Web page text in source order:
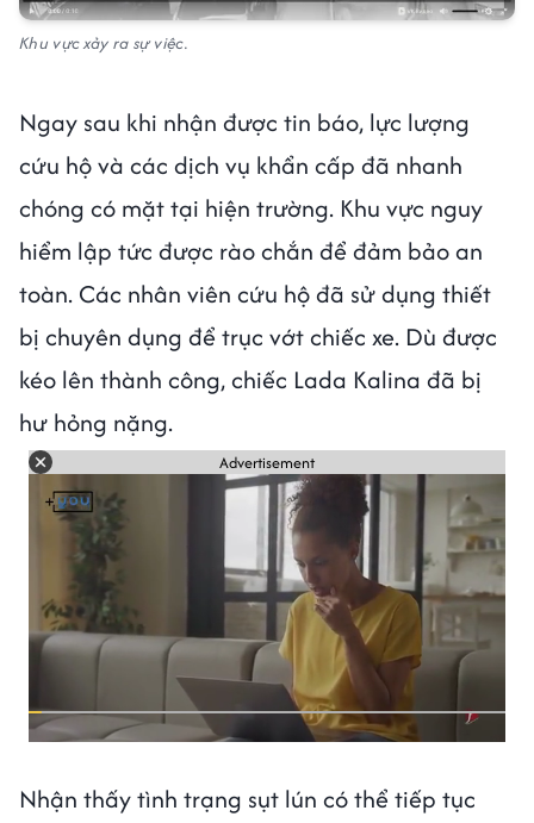
Khu vực xảy ra sự việc.
Ngay sau khi nhận được tin báo, lực lượng
cứu hộ và các dịch vụ khẩn cấp đã nhanh
chóng có mặt tại hiện trường. Khu vực nguy
hiểm lập tức được rào chắn để đảm bảo an
toàn. Các nhân viên cứu hộ đã sử dụng thiết
bị chuyên dụng để trục vớt chiếc xe. Dù được
kéo lên thành công, chiếc Lada Kalina đã bị
hư hỏng nặng.
Advertisement
Nhận thấy tình trạng sụt lún có thể tiếp tục